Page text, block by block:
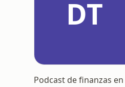
DT
Podcast de finanzas